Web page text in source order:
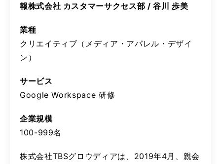
報株式会社 カスタマーサクセス部 / 谷川 歩美
業種
クリエイティブ（メディア・アパレル・デザイ
ン）
サービス
Google Workspace 研修
企業規模
100-999名
株式会社TBSグロウディアは、2019年4月、親会